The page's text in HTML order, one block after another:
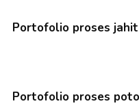
Portofolio proses jahit
Portofolio proses